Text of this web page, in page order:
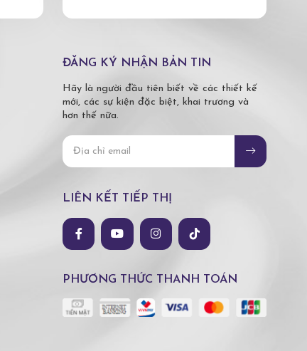
ĐĂNG KÝ NHẬN BẢN TIN
Hãy là người đầu tiên biết về các thiết kế
mới, các sự kiện đặc biệt, khai trương và
hơn thế nữa.
LIÊN KẾT TIẾP THỊ
PHƯƠNG THỨC THANH TOÁN